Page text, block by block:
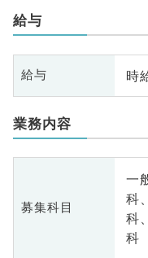
給与
給与 時
業務内容
募集科目
一
科
科
科